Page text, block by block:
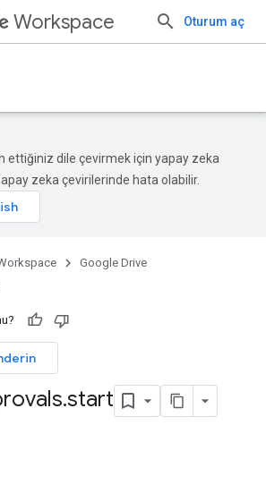
Workspace Oturum aç
ettiğiniz dile çevirmek için yapay zeka
zeka çevirilerinde hata olabilir.
Google Drive
.start